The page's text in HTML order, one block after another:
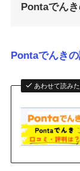
Pontaでん
Pontaでんき
あわせて読み